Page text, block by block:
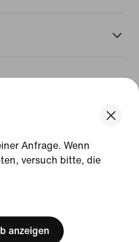
Anfrage. Wenn
versuch bitte, die
anzeigen